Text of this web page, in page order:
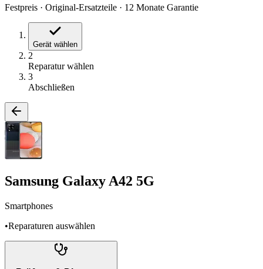
Festpreis · Original-Ersatzteile · 12 Monate Garantie
Gerät wählen
2
Reparatur wählen
3
Abschließen
Samsung Galaxy A42 5G
Smartphones
•Reparaturen auswählen